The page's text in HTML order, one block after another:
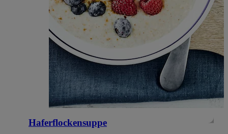
Haferflockensuppe